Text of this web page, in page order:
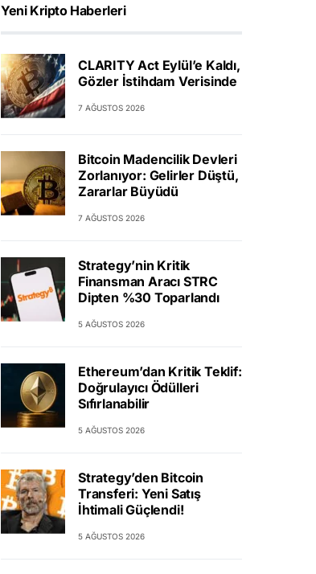
Yeni Kripto Haberleri
CLARITY Act Eylül’e Kaldı,
Gözler İstihdam Verisinde
7 AĞUSTOS 2026
Bitcoin Madencilik Devleri
Zorlanıyor: Gelirler Düştü,
Zararlar Büyüdü
7 AĞUSTOS 2026
Strategy’nin Kritik
Finansman Aracı STRC
Dipten %30 Toparlandı
5 AĞUSTOS 2026
Ethereum’dan Kritik Teklif:
Doğrulayıcı Ödülleri
Sıfırlanabilir
5 AĞUSTOS 2026
Strategy’den Bitcoin
Transferi: Yeni Satış
İhtimali Güçlendi!
5 AĞUSTOS 2026